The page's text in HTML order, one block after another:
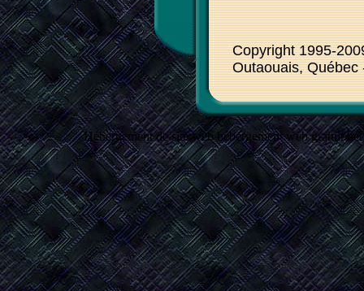
Copyright 1995-
Outaouais,
Hébergement de site web hébergement web gratuit